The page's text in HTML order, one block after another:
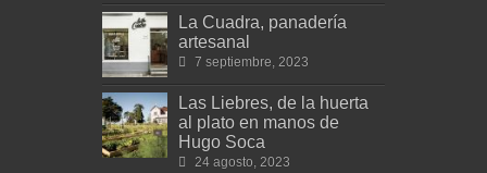
La Cuadra, panadería
artesanal
7 septiembre, 2023
Las Liebres, de la huerta
al plato en manos de
Hugo Soca
24 agosto, 2023